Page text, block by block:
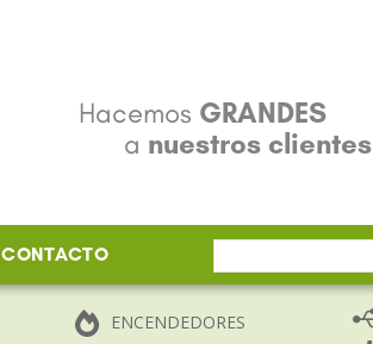
Hacemos GRANDES
a nuestros clientes
CONTACTO
por:
ENCENDEDORES